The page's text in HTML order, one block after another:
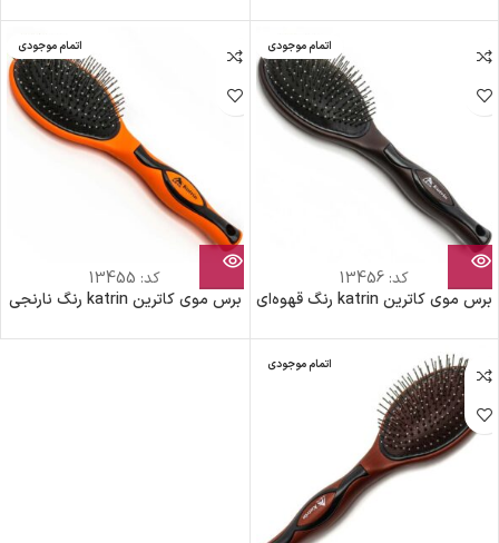
اتمام موجودی
کد:13456
برس موی کاترین katrin رنگ قهوه‌ای
اتمام موجودی
کد: 13455
برس موی کاترین katrin رنگ نارنجی
اتمام موجودی